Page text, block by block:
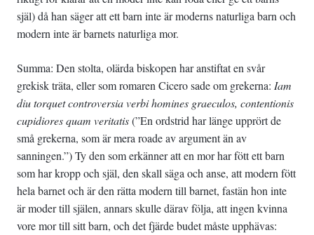
själ) då han säger att ett barn inte är moderns naturliga barn och
modern inte är barnets naturliga mor.
Summa: Den stolta, olärda biskopen har anstiftat en svår
grekisk träta, eller som romaren Cicero sade om grekerna: Iam
diu torquet controversia verbi homines graeculos, contentionis
cupidiores quam veritatis(”En ordstrid har länge upprört de
små grekerna, som är mera roade av argument än av
sanningen.”) Ty den som erkänner att en mor har fött ett barn
som har kropp och själ, den skall säga och anse, att modern fött
hela barnet och är den rätta modern till barnet, fastän hon inte
är moder till själen, annars skulle därav följa, att ingen kvinna
vore mor till sitt barn, och det fjärde budet måste upphävas: